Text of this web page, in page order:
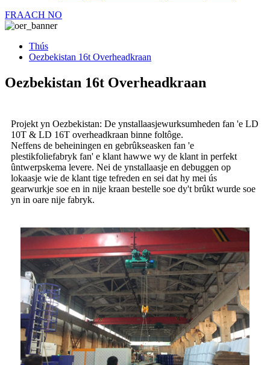
FRAACH NO
Thús
Oezbekistan 16t Overheadkraan
Oezbekistan 16t Overheadkraan
Projekt yn Oezbekistan: De ynstallaasjewurksumheden fan 'e LD
10T & LD 16T overheadkraan binne foltôge.
Neffens de beheiningen en gebrûkseasken fan 'e
plestikfoliefabryk fan' e klant hawwe wy de klant in perfekt
ûntwerpskema levere. Nei de ynstallaasje en debuggen op
lokaasje wie de klant tige tefreden en sei dat hy mei ús
gearwurkje soe en in nije kraan bestelle soe dy't brûkt wurde soe
yn in oare nije fabryk.